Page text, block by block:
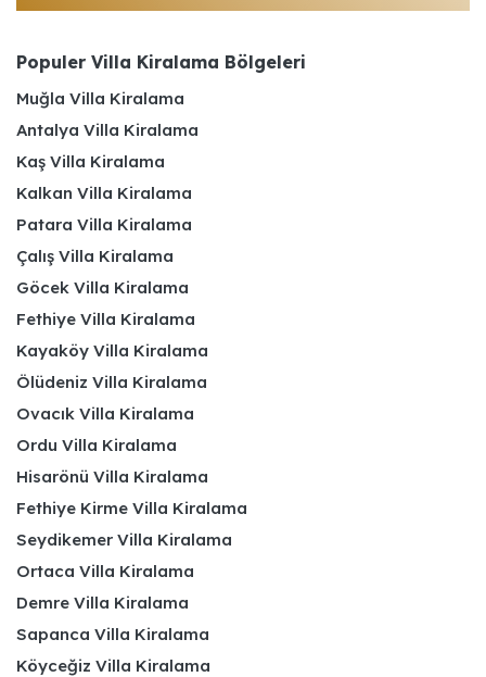
Populer Villa Kiralama Bölgeleri
Muğla Villa Kiralama
Antalya Villa Kiralama
Kaş Villa Kiralama
Kalkan Villa Kiralama
Patara Villa Kiralama
Çalış Villa Kiralama
Göcek Villa Kiralama
Fethiye Villa Kiralama
Kayaköy Villa Kiralama
Ölüdeniz Villa Kiralama
Ovacık Villa Kiralama
Ordu Villa Kiralama
Hisarönü Villa Kiralama
Fethiye Kirme Villa Kiralama
Seydikemer Villa Kiralama
Ortaca Villa Kiralama
Demre Villa Kiralama
Sapanca Villa Kiralama
Köyceğiz Villa Kiralama